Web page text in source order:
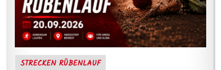
STRECKEN RÜBENLAUF